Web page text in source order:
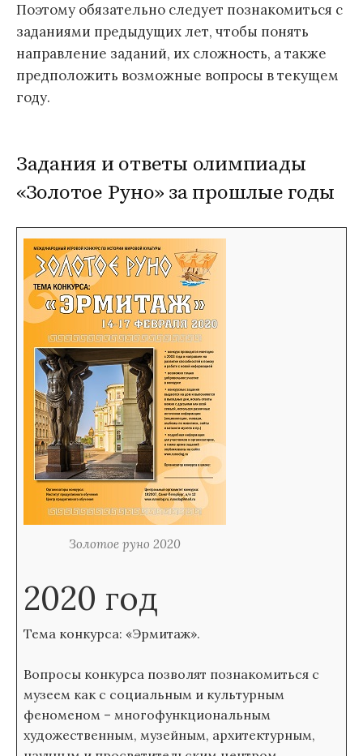
Поэтому обязательно следует познакомиться с
заданиями предыдущих лет, чтобы понять
направление заданий, их сложность, а также
предположить возможные вопросы в текущем
году.
Задания и ответы олимпиады
«Золотое Руно» за прошлые годы
Золотое руно 2020
2020 год
Тема конкурса: «Эрмитаж».
Вопросы конкурса позволят познакомиться с
музеем как с социальным и культурным
феноменом – многофункциональным
художественным, музейным, архитектурным,